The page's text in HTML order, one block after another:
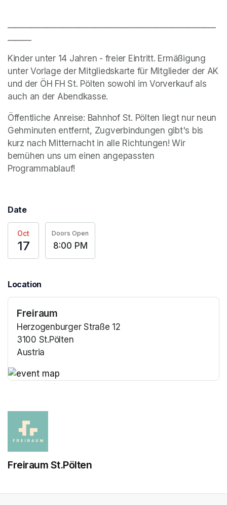
_____________________________________________________
______
Kinder unter 14 Jahren - freier Eintritt. Ermäßigung
unter Vorlage der Mitgliedskarte für Mitglieder der AK
und der ÖH FH St. Pölten sowohl im Vorverkauf als
auch an der Abendkasse.
Öffentliche Anreise: Bahnhof St. Pölten liegt nur neun
Gehminuten entfernt, Zugverbindungen gibt's bis
kurz nach Mitternacht in alle Richtungen! Wir
bemühen uns um einen angepassten
Programmablauf!
Date
Oct
17
Doors Open
8:00 PM
Location
Freiraum
Herzogenburger Straße 12
3100 St.Pölten
Austria
Freiraum St.Pölten